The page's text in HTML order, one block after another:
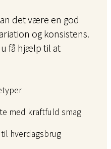
det være en god
og konsistens.
få hjælp til at
med kraftfuld smag
hverdagsbrug